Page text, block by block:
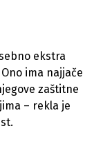
ekstra
ima najjače
zaštitne
– rekla je